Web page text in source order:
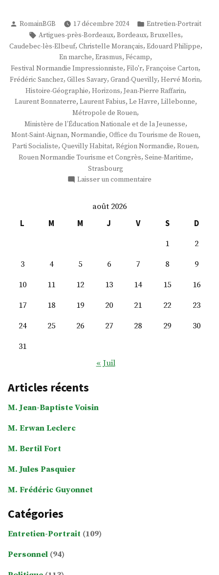
Publié
par
RomainBGB 17 décembre 2024
Publié
dans
Entretien-Portrait
Étiquettes :
Artigues-près-Bordeaux, Bordeaux, Bruxelles,
Caudebec-lès-Elbeuf, Christelle Morançais, Edouard Philippe,
En marche, Erasmus, Fécamp,
Festival Normandie Impressionniste, Filo'r, Françoise Carton,
Frédéric Sanchez, Gilles Savary, Grand-Quevilly, Hervé Morin,
Histoire-Géographie, Horizons, Jean-Pierre Raffarin,
Laurent Bonnaterre, Laurent Fabius, Le Havre, Lillebonne,
Métropole de Rouen,
Ministère de l’Éducation Nationale et de la Jeunesse,
Mont-Saint-Aignan, Normandie, Office du Tourisme de Rouen,
Parti Socialiste, Quevilly Habitat, Région Normandie, Rouen,
Rouen Normandie Tourisme et Congrès, Seine-Maritime,
Strasbourg
Laisser un commentaire
août 2026
L
M M J V S
D
1
2
3
4 5 6 7 8
9
10
11 12 13 14 15
16
17
18 19 20 21 22
23
24
25 26 27 28 29
30
31
« Juil
Articles récents
M. Jean-Baptiste Voisin
M. Erwan Leclerc
M. Bertil Fort
M. Jules Pasquier
M. Frédéric Guyonnet
Catégories
Entretien-Portrait (109)
Personnel (94)